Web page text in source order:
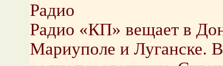
Радио
Радио «КП» вещает в
Мариуполе и Луганске.